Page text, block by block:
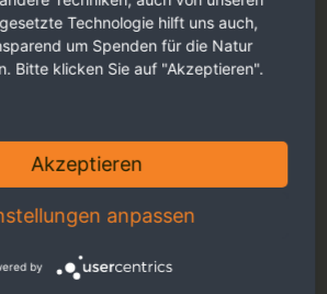
Technologie hilft uns auch,
um Spenden für die Natur
Bitte klicken Sie auf "Akzeptieren".
Akzeptieren
anpassen
by